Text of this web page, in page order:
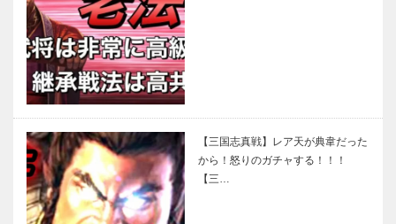
【三国志真戦】レア天が典韋だった
から！怒りのガチャする！！！
【三…